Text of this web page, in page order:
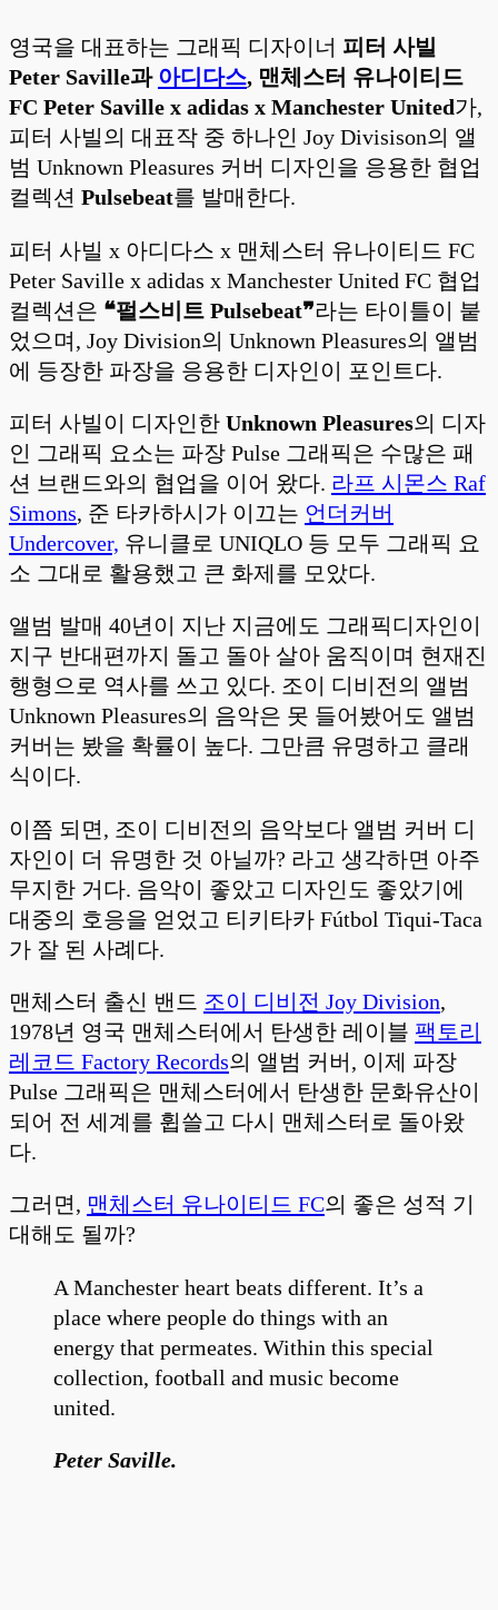
영국을 대표하는 그래픽 디자이너 피터 사빌
Peter Saville과 아디다스, 맨체스터 유나이티드
FC Peter Saville x adidas x Manchester United가,
피터 사빌의 대표작 중 하나인 Joy Divisison의 앨
범 Unknown Pleasures 커버 디자인을 응용한 협업
컬렉션 Pulsebeat를 발매한다.
피터 사빌 x 아디다스 x 맨체스터 유나이티드 FC
Peter Saville x adidas x Manchester United FC 협업
컬렉션은 ❝펄스비트 Pulsebeat❞라는 타이틀이 붙
었으며, Joy Division의 Unknown Pleasures의 앨범
에 등장한 파장을 응용한 디자인이 포인트다.
피터 사빌이 디자인한 Unknown Pleasures의 디자
인 그래픽 요소는 파장 Pulse 그래픽은 수많은 패
션 브랜드와의 협업을 이어 왔다. 라프 시몬스 Raf
Simons, 준 타카하시가 이끄는 언더커버
Undercover, 유니클로 UNIQLO 등 모두 그래픽 요
소 그대로 활용했고 큰 화제를 모았다.
앨범 발매 40년이 지난 지금에도 그래픽디자인이
지구 반대편까지 돌고 돌아 살아 움직이며 현재진
행형으로 역사를 쓰고 있다. 조이 디비전의 앨범
Unknown Pleasures의 음악은 못 들어봤어도 앨범
커버는 봤을 확률이 높다. 그만큼 유명하고 클래
식이다.
이쯤 되면, 조이 디비전의 음악보다 앨범 커버 디
자인이 더 유명한 것 아닐까? 라고 생각하면 아주
무지한 거다. 음악이 좋았고 디자인도 좋았기에
대중의 호응을 얻었고 티키타카 Fútbol Tiqui-Taca
가 잘 된 사례다.
맨체스터 출신 밴드 조이 디비전 Joy Division,
1978년 영국 맨체스터에서 탄생한 레이블 팩토리
레코드 Factory Records의 앨범 커버, 이제 파장
Pulse 그래픽은 맨체스터에서 탄생한 문화유산이
되어 전 세계를 휩쓸고 다시 맨체스터로 돌아왔
다.
그러면, 맨체스터 유나이티드 FC의 좋은 성적 기
대해도 될까?
A Manchester heart beats different. It’s a
place where people do things with an
energy that permeates. Within this special
collection, football and music become
united.
Peter Saville.